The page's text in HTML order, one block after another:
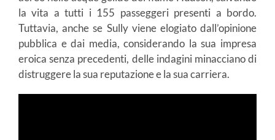
la vita a tutti i 155 passeggeri presenti a bordo.
Tuttavia, anche se Sully viene elogiato dall’opinione
pubblica e dai media, considerando la sua impresa
eroica senza precedenti, delle indagini minacciano di
distruggere la sua reputazione e la sua carriera.